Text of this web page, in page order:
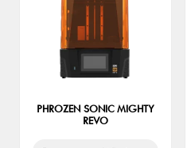
PHROZEN SONIC MIGHTY
REVO